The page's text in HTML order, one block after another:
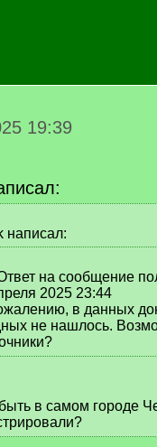
19:39
написал:
на сообщение
2025 23:44
в данных
не нашлось.
в самом городе